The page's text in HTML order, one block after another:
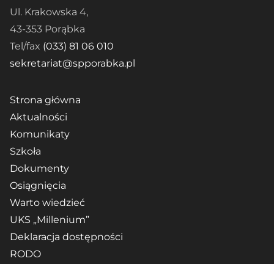
Ul. Krakowska 4,
43-353 Porąbka
Tel/fax (033) 81 06 010
sekretariat@spporabka.pl
Strona główna
Aktualności
Komunikaty
Szkoła
Dokumenty
Osiągnięcia
Warto wiedzieć
UKS „Millenium”
Deklaracja dostępności
RODO